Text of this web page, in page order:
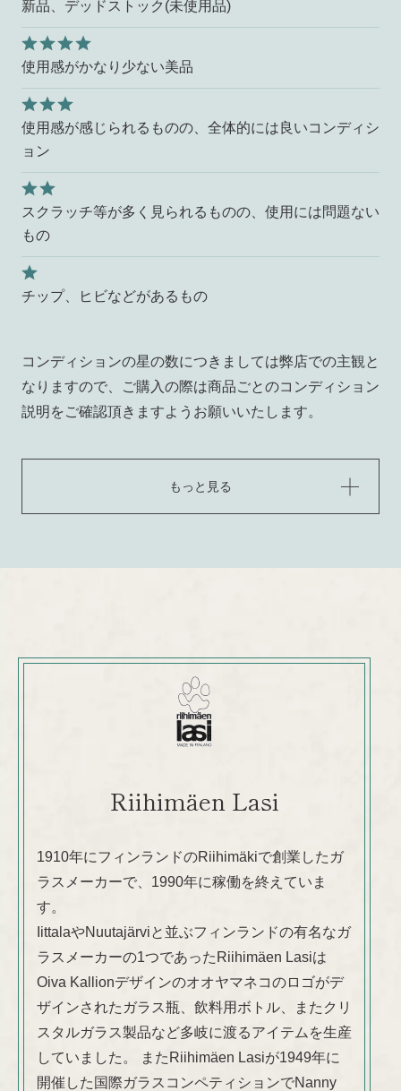
新品、デッドストック(未使用品)
使用感がかなり少ない美品
使用感が感じられるものの、全体的には良いコンディシ
ョン
スクラッチ等が多く見られるものの、使用には問題ない
もの
チップ、ヒビなどがあるもの
コンディションの星の数につきましては弊店での主観と
なりますので、ご購入の際は商品ごとのコンディション
説明をご確認頂きますようお願いいたします。
もっと見る
Riihimäen Lasi
1910年にフィンランドのRiihimäkiで創業したガ
ラスメーカーで、1990年に稼働を終えていま
す。
IittalaやNuutajärviと並ぶフィンランドの有名なガ
ラスメーカーの1つであったRiihimäen Lasiは
Oiva Kallionデザインのオオヤマネコのロゴがデ
ザインされたガラス瓶、飲料用ボトル、またクリ
スタルガラス製品など多岐に渡るアイテムを生産
していました。 またRiihimäen Lasiが1949年に
開催した国際ガラスコンペティションでNanny